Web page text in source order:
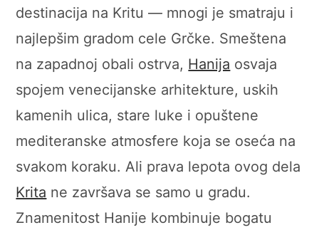
destinacija na Kritu — mnogi je smatraju i
najlepšim gradom cele Grčke. Smeštena
na zapadnoj obali ostrva, Hanija osvaja
spojem venecijanske arhitekture, uskih
kamenih ulica, stare luke i opuštene
mediteranske atmosfere koja se oseća na
svakom koraku. Ali prava lepota ovog dela
Krita ne završava se samo u gradu.
Znamenitost Hanije kombinuje bogatu